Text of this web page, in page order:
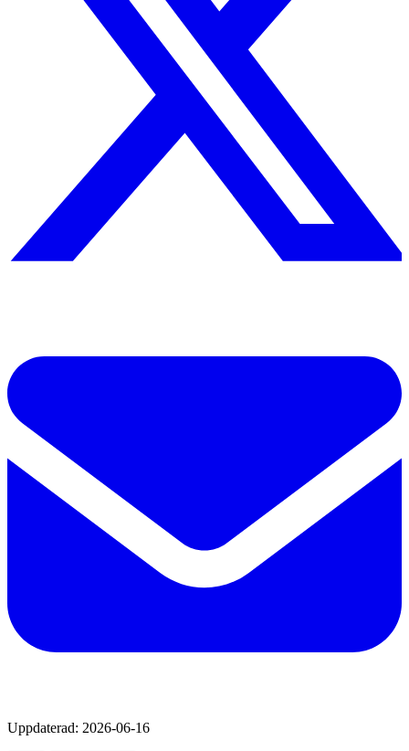
Uppdaterad: 2026-06-16